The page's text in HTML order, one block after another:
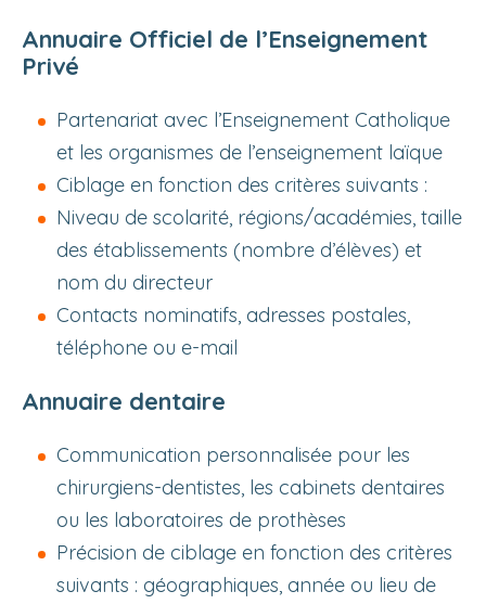
Annuaire Officiel de l’Enseignement
Privé
Partenariat avec l’Enseignement Catholique
et les organismes de l’enseignement laïque
Ciblage en fonction des critères suivants :
Niveau de scolarité, régions/académies, taille
des établissements (nombre d’élèves) et
nom du directeur
Contacts nominatifs, adresses postales,
téléphone ou e-mail
Annuaire dentaire
Communication personnalisée pour les
chirurgiens-dentistes, les cabinets dentaires
ou les laboratoires de prothèses
Précision de ciblage en fonction des critères
suivants : géographiques, année ou lieu de